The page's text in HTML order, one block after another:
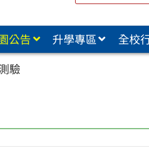
公告 升學專區 全校
驗